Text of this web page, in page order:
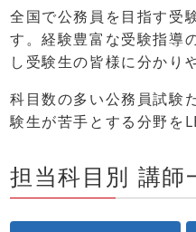
全国で公務員を目指す受
す。経験豊富な受験指導
し受験生の皆様に分かり
科目数の多い公務員試験
験生が苦手とする分野を
担当科目別 講師